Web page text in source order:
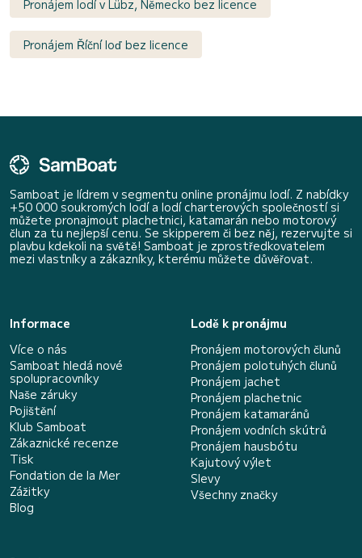
Pronájem lodí v Lübz, Německo bez licence
Pronájem Říční loď bez licence
Samboat je lídrem v segmentu online pronájmu lodí. Z nabídky
+50 000 soukromých lodí a lodí charterových společností si
můžete pronajmout plachetnici, katamarán nebo motorový
člun za tu nejlepší cenu. Se skipperem či bez něj, rezervujte si
plavbu kdekoli na světě! Samboat je zprostředkovatelem
mezi vlastníky a zákazníky, kterému můžete důvěřovat.
Informace
Více o nás
Samboat hledá nové
spolupracovníky
Naše záruky
Pojištění
Klub Samboat
Zákaznické recenze
Tisk
Fondation de la Mer
Zážitky
Blog
Lodě k pronájmu
Pronájem motorových člunů
Pronájem polotuhých člunů
Pronájem jachet
Pronájem plachetnic
Pronájem katamaránů
Pronájem vodních skútrů
Pronájem hausbótu
Kajutový výlet
Slevy
Všechny značky